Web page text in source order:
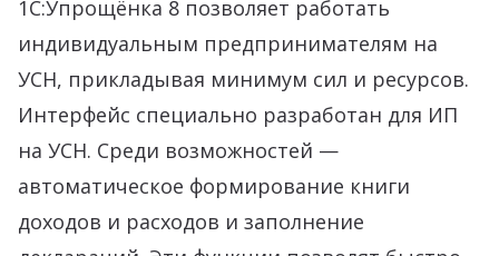
1С:Упрощёнка 8 позволяет работать
индивидуальным предпринимателям на
УСН, прикладывая минимум сил и ресурсов.
Интерфейс специально разработан для ИП
на УСН. Среди возможностей —
автоматическое формирование книги
доходов и расходов и заполнение